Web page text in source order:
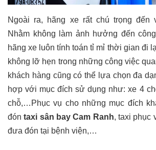
Ngoài ra, hãng xe rất chú trọng đến
Nhằm không làm ảnh hưởng đến
hãng xe luôn tính toán tỉ mỉ thời gian đi
không lỡ hẹn trong những công việc
khách hàng cũng có thể lựa chọn đa
hợp với mục đích sử dụng như: xe 4
chỗ,…Phục vụ cho những mục đích
đóntaxi sân bay Cam Ranh, taxi phục
đưa đón tại bệnh viện,…